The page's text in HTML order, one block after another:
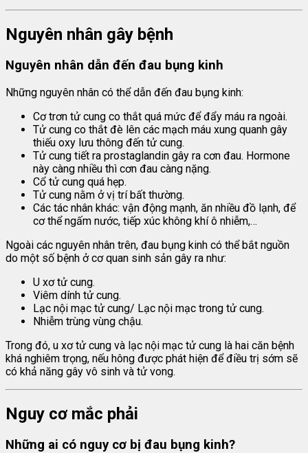
Nguyên nhân gây bệnh
Nguyên nhân dẫn đến đau bụng kinh
Những nguyên nhân có thể dẫn đến đau bụng kinh:
Cơ trơn tử cung co thắt quá mức để đẩy máu ra ngoài.
Tử cung co thắt đè lên các mạch máu xung quanh gây
thiếu oxy lưu thông đến tử cung.
Tử cung tiết ra prostaglandin gây ra cơn đau. Hormone
này càng nhiều thì cơn đau càng nặng.
Cổ tử cung quá hẹp.
Tử cung nằm ở vị trí bất thường.
Các tác nhân khác: vận động mạnh, ăn nhiều đồ lạnh, để
cơ thể ngấm nước, tiếp xúc không khí ô nhiễm,…
Ngoài các nguyên nhân trên, đau bụng kinh có thể bắt nguồn
do một số bệnh ở cơ quan sinh sản gây ra như:
U xơ tử cung.
Viêm dính tử cung.
Lạc nội mạc tử cung/ Lạc nội mạc trong tử cung.
Nhiễm trùng vùng chậu.
Trong đó, u xơ tử cung và lạc nội mạc tử cung là hai căn bệnh
khá nghiêm trọng, nếu hông được phát hiện để điều trị sớm sẽ
có khả năng gây vô sinh và tử vong.
Nguy cơ mắc phải
Những ai có nguy cơ bị đau bụng kinh?